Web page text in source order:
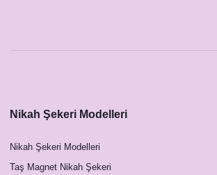
Nikah Şekeri Modelleri
Nikah Şekeri Modelleri
Taş Magnet Nikah Şekeri